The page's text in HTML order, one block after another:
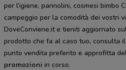
per l’igiene, pannolini, cosmesi bimbo
campeggio per la comodità dei vostri
DoveConviene.it e tieniti aggiornato
prodotto che fa al caso tuo, consulta
punto vendita preferito e approfitta
promozioni in corso.